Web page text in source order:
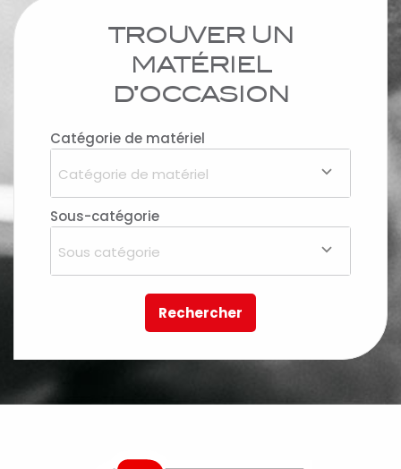
TROUVER UN
MATÉRIEL
D’OCCASION
Catégorie de matériel
Catégorie de matériel
Sous-catégorie
Sous catégorie
Rechercher